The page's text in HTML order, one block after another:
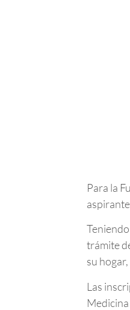
Para la
trámite
su
Las